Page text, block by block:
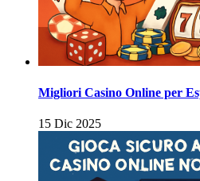
Migliori Casino Online per
15 Dic 2025